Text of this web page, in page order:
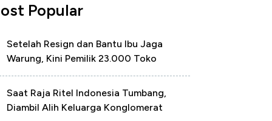
Popular
Setelah Resign dan Bantu Ibu Jaga
Warung, Kini Pemilik 23.000 Toko
Saat Raja Ritel Indonesia Tumbang,
Diambil Alih Keluarga Konglomerat